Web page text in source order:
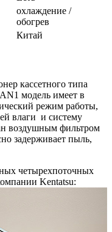
охлаждение /
обогрев
Китай
кассетного типа
модель имеет в
режим работы,
влаги и систему
воздушным фильтром
задерживает пыль,
четырехпоточных
Kentatsu: